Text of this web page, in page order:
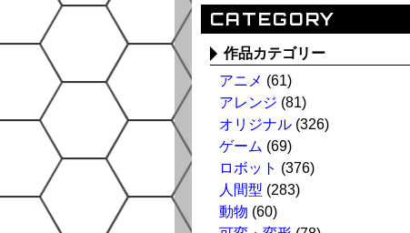
CATEGORY
作品カテゴリー
アニメ (61)
アレンジ (81)
オリジナル (326)
ゲーム (69)
ロボット (376)
人間型 (283)
動物 (60)